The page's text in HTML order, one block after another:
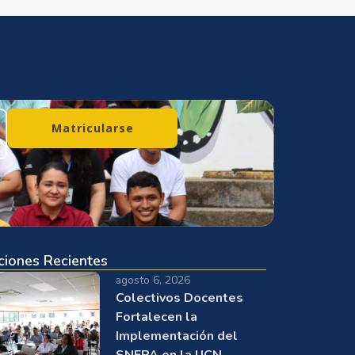
Matricularse
Recientes
agosto 6, 2026
Colectivos Docentes
Fortalecen la
Implementación del